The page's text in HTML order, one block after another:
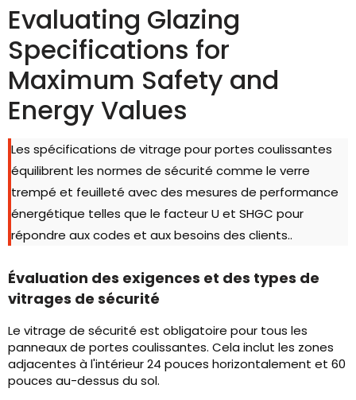
Evaluating Glazing
Specifications for
Maximum Safety and
Energy Values
Les spécifications de vitrage pour portes coulissantes
équilibrent les normes de sécurité comme le verre
trempé et feuilleté avec des mesures de performance
énergétique telles que le facteur U et SHGC pour
répondre aux codes et aux besoins des clients..
Évaluation des exigences et des types de
vitrages de sécurité
Le vitrage de sécurité est obligatoire pour tous les
panneaux de portes coulissantes. Cela inclut les zones
adjacentes à l'intérieur 24 pouces horizontalement et 60
pouces au-dessus du sol.